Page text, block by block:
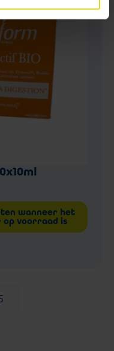
wanneer het
voorraad is